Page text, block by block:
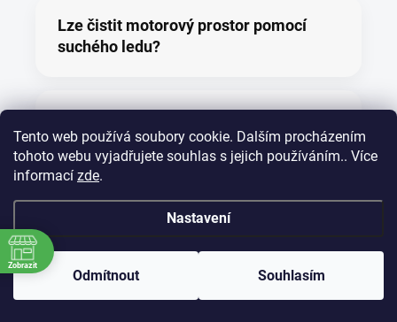
Tento web používá soubory cookie. Dalším procházením
tohoto webu vyjadřujete souhlas s jejich používáním.. Více
informací zde.
Nastavení
Odmítnout Souhlasím
Lze čistit motorový prostor pomocí
suchého ledu?
Zobrazit